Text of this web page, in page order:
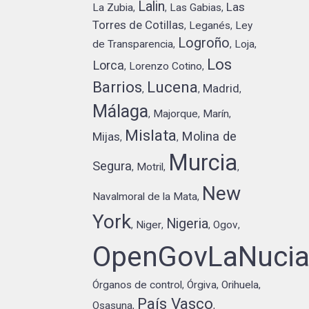
La Zubia, Lalin, Las Gabias, Las
Torres de Cotillas, Leganés, Ley
de Transparencia, Logroño, Loja,
Lorca, Lorenzo Cotino, Los
Barrios, Lucena, Madrid,
Málaga, Majorque, Marín,
Mijas, Mislata, Molina de
Segura, Motril, Murcia,
Navalmoral de la Mata, New
York, Niger, Nigeria,Ogov,
Órganos de control,Órgiva,Orihuela,
Osasuna, País Vasco,